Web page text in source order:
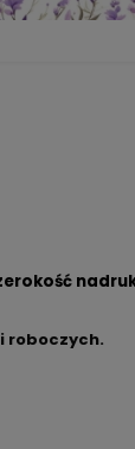
roboczych.